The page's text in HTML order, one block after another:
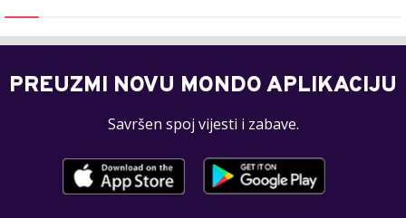
PREUZMI NOVU MONDO APLIKACIJU
Savršen spoj vijesti i zabave.